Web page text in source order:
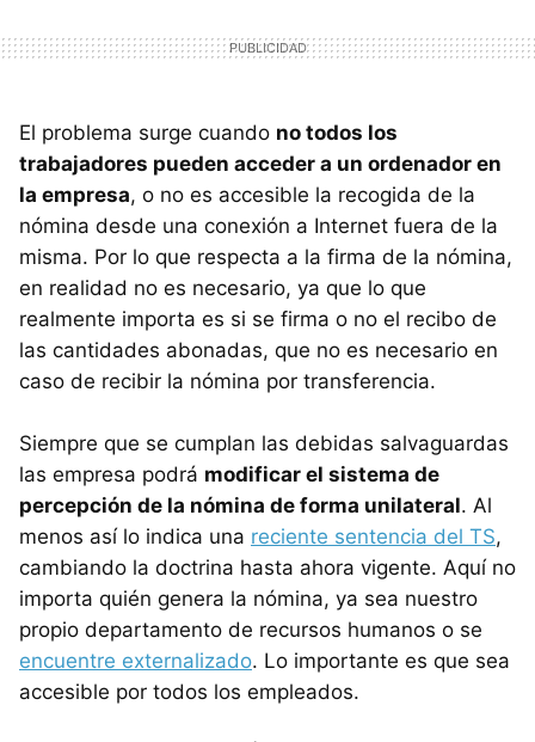
El problema surge cuando no todos los
trabajadores pueden acceder a un ordenador en
la empresa, o no es accesible la recogida de la
nómina desde una conexión a Internet fuera de la
misma. Por lo que respecta a la firma de la nómina,
en realidad no es necesario, ya que lo que
realmente importa es si se firma o no el recibo de
las cantidades abonadas, que no es necesario en
caso de recibir la nómina por transferencia.
Siempre que se cumplan las debidas salvaguardas
las empresa podrá modificar el sistema de
percepción de la nómina de forma unilateral. Al
menos así lo indica una reciente sentencia del TS,
cambiando la doctrina hasta ahora vigente. Aquí no
importa quién genera la nómina, ya sea nuestro
propio departamento de recursos humanos o se
encuentre externalizado. Lo importante es que sea
accesible por todos los empleados.